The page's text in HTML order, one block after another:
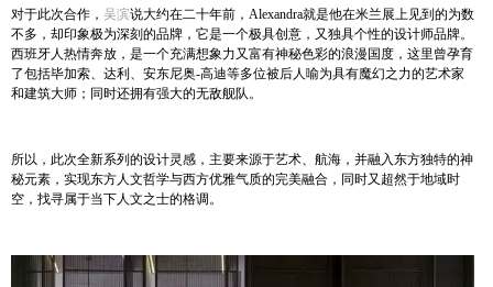
对于此次合作， 吴滨说大约在二十年前，Alexandra就是他在米兰展上见到的为数
不多，却印象极为深刻的品牌，它是一个极具创意，又独具个性的设计师品牌。
西班牙人热情奔放，是一个充满想象力又富有神秘色彩的浪漫国度，这里曾孕育
了包括毕加索、达利、安东尼奥-高迪等多位被后人喻为具有魔幻之力的艺术家
和建筑大师；同时还拥有强大的无敌舰队。
所以，此次全新系列的设计灵感，主要来源于艺术、航海，并融入东方独特的神
秘元素，实现东方人文哲学与西方优雅气质的完美融合，同时又超然于地域时
空，找寻属于当下人文之士的格调。